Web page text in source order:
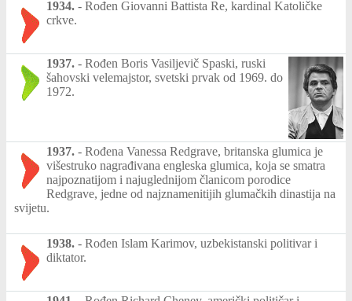
1934. - Rođen Giovanni Battista Re, kardinal Katoličke
crkve.
1937. - Rođen Boris Vasiljevič Spaski, ruski
šahovski velemajstor, svetski prvak od 1969. do
1972.
1937. - Rođena Vanessa Redgrave, britanska glumica je
višestruko nagrađivana engleska glumica, koja se smatra
najpoznatijom i najuglednijom članicom porodice
Redgrave, jedne od najznamenitijih glumačkih dinastija na
svijetu.
1938. - Rođen Islam Karimov, uzbekistanski politivar i
diktator.